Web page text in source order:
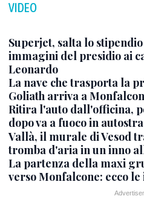
VIDEO
Superjet, salta lo
immagini del presidio ai
Leonardo
La nave che trasporta la
Goliath arriva a
Ritira l'auto dall'officina,
dopo va a fuoco in
Vallà, il murale di Vesod
tromba d'aria in un inno
La partenza della maxi
verso Monfalcone: ecco